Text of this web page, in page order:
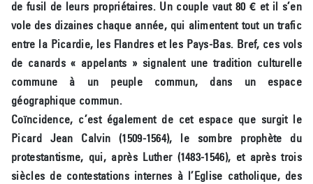
de fusil de leurs propriétaires. Un couple vaut 80 € et il s’en
vole des dizaines chaque année, qui alimentent tout un trafic
entre la Picardie, les Flandres et les Pays-Bas. Bref, ces vols
de canards « appelants » signalent une tradition culturelle
commune à un peuple commun, dans un espace
géographique commun.
Coïncidence, c’est également de cet espace que surgit le
Picard Jean Calvin (1509-1564), le sombre prophète du
protestantisme, qui, après Luther (1483-1546), et après trois
siècles de contestations internes à l’Eglise catholique, des